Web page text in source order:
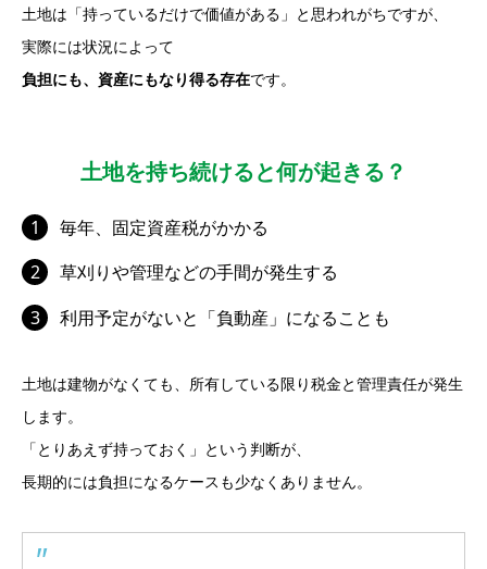
土地は「持っているだけで価値がある」と思われがちですが、
実際には状況によって
負担にも、資産にもなり得る存在です。
土地を持ち続けると何が起きる？
毎年、固定資産税がかかる
草刈りや管理などの手間が発生する
利用予定がないと「負動産」になることも
土地は建物がなくても、所有している限り税金と管理責任が発生
します。
「とりあえず持っておく」という判断が、
長期的には負担になるケースも少なくありません。